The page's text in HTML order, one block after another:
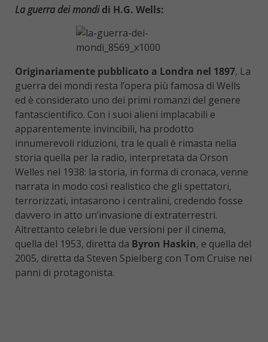
La guerra dei mondidi H.G. Wells:
Originariamente pubblicato a Londra nel 1897, La
guerra dei mondi resta l’opera più famosa di Wells
ed è considerato uno dei primi romanzi del genere
fantascientifico. Con i suoi alieni implacabili e
apparentemente invincibili, ha prodotto
innumerevoli riduzioni, tra le quali è rimasta nella
storia quella per la radio, interpretata da Orson
Welles nel 1938: la storia, in forma di cronaca, venne
narrata in modo così realistico che gli spettatori,
terrorizzati, intasarono i centralini, credendo fosse
davvero in atto un’invasione di extraterrestri.
Altrettanto celebri le due versioni per il cinema,
quella del 1953, diretta da Byron Haskin, e quella del
2005, diretta da Steven Spielberg con Tom Cruise nei
panni di protagonista.